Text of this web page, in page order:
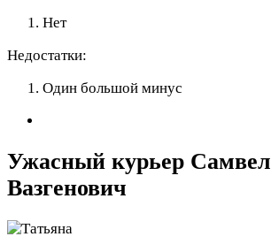
Нет
Недостатки:
Один большой минус
Ужасный курьер Самвел
Вазгенович